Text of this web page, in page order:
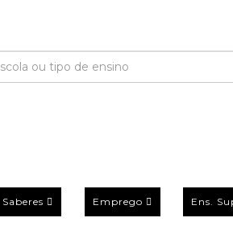
Saberes Emprego Ens.